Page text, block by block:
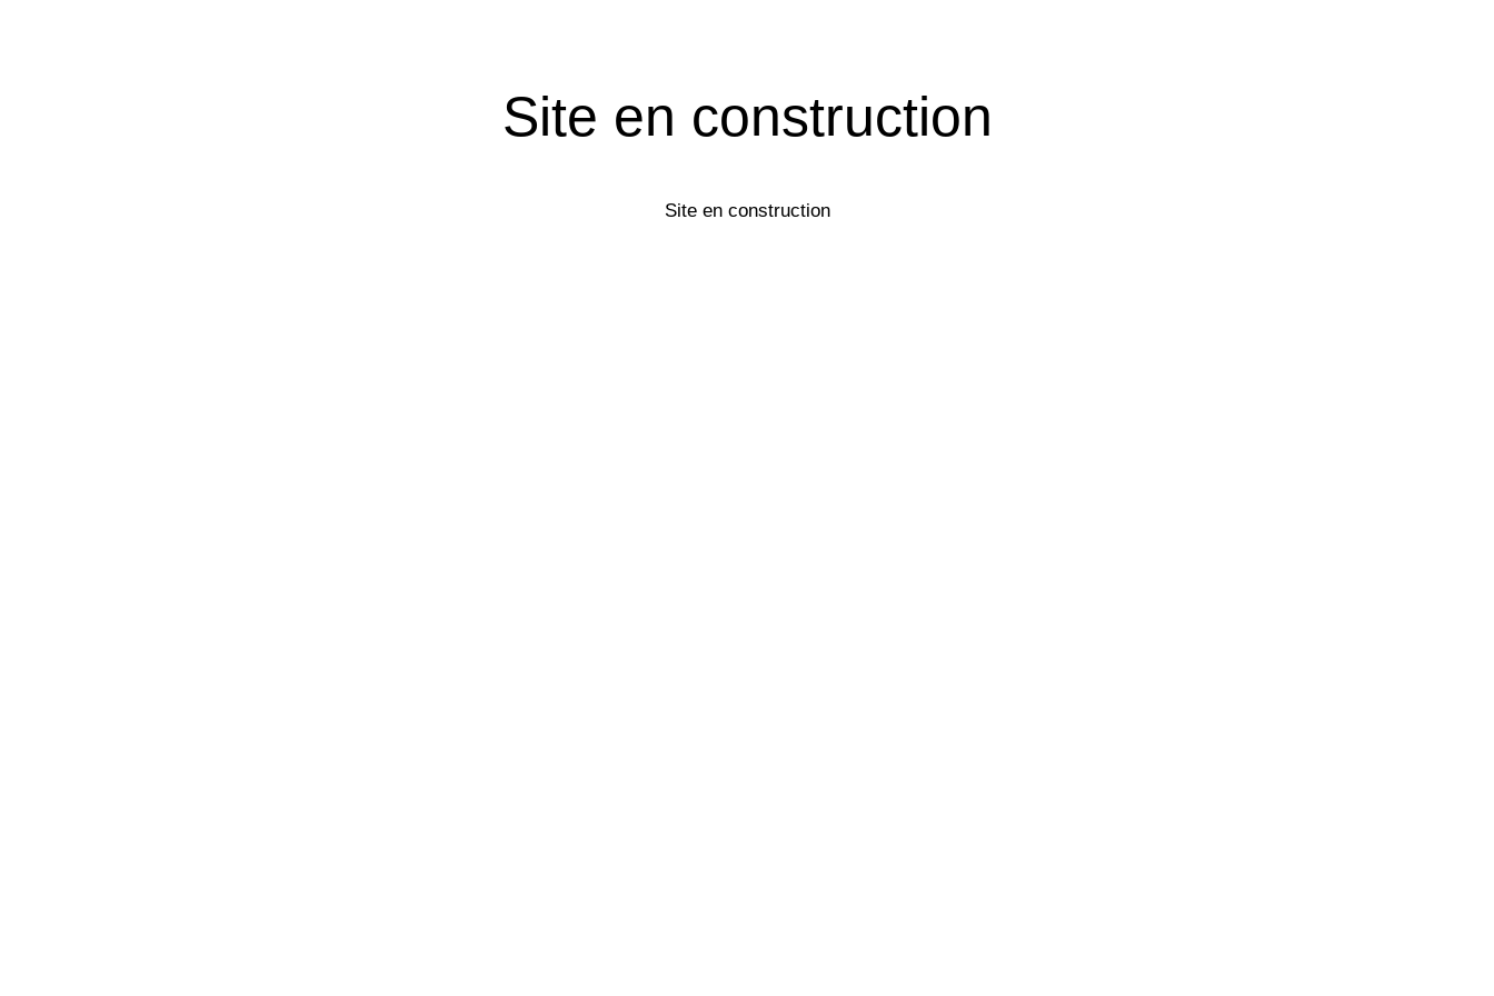
Site en construction
Site en construction